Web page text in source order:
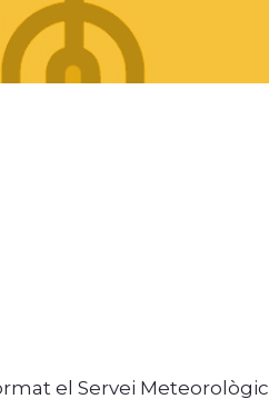
el Servei Meteorològic